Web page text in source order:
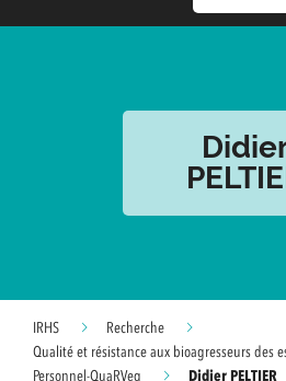
IRHS
Recherche
Qualité et résistance aux bioagresseurs des
Personnel-QuaRVeg
Didier PELTIER